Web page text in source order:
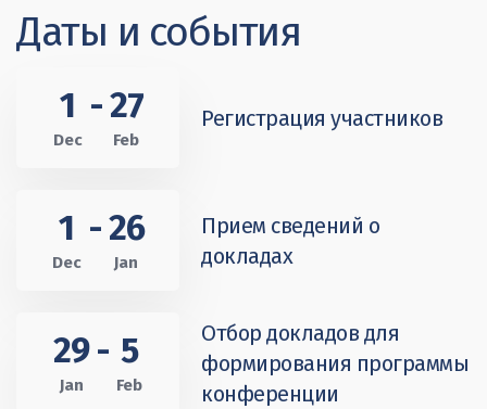
Даты и события
1
Dec
-27
Feb
Регистрация участников
1
Dec
-26
Jan
Прием сведений о
докладах
29
Jan
- 5
Feb
Отбор докладов для
формирования программы
конференции